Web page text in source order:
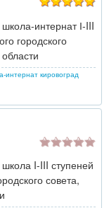
интернат І-III
городского
интернат кировоград
I-III ступеней
совета,